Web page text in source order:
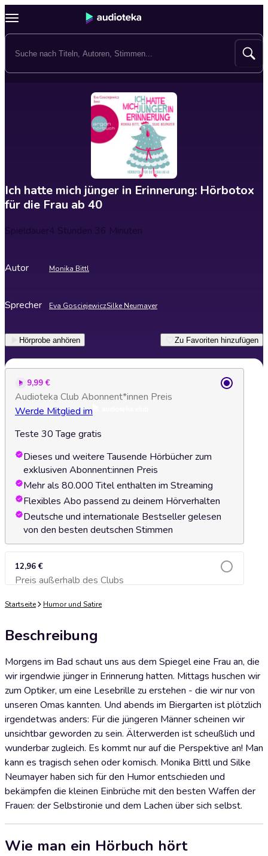
Ich hatte mich jünger in Erinnerung: Hörbotox
für die Frau ab 40
Spieldauer4 Stunden 36 Minuten
Autor Monika Bittl
Sprecher Eva GosciejewiczSilke Neumayer
Hörprobe anhören Zu Favoriten hinzufügen
9,99 €
Audioteka Club Abonnent*innen Preis
Werde Mitglied im
Teste 30 Tage gratis
Dieses und weitere Tausende Hörbücher zum
exklusiven Abonnent:innen Preis
Mehr als 80.000 Titel enthalten im Streaming
Flexibles Abo passend zu deinem Hörverhalten
Deutsche und internationale Bestseller gelesen
von den besten deutschen Stimmen
12,96 €
Preis außerhalb des ClubsZum Warenkorb hinzufügen
Startseite Humor und Satire
Beschreibung
Morgens im Bad schaut uns aus dem Spiegel eine Frau an, die
wir irgendwie jünger in Erinnerung hatten. Mittags huschen wir
zum Optiker, um eine Lesebrille zu erstehen - die wir nur von
unseren Omas kannten. Und abends im Biergarten ist plötzlich
irgendetwas anders: Für die jüngeren Männer scheinen wir
unsichtbar geworden zu sein. Älterwerden ist scheußlich und
wunderbar zugleich. Es kommt nur auf die Perspektive an! Man
kann es tragisch sehen oder komisch. Monika Bittl und Silke
Neumayer haben sich für den Humor entschieden und
bekämpfen die kleinen Einbrüche mit den besten Waffen der
Frauen: der Selbstironie und dem Lachen über sich selbst.
Wie man ein Hörbuch hört